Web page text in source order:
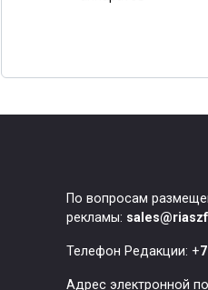
По вопросам
рекламы:
Телефон Редакции: +
Адрес электронной